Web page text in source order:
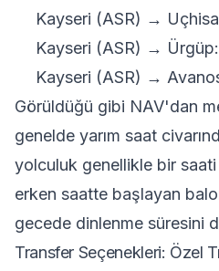
Kayseri (ASR) →
Kayseri (ASR) →
Kayseri (ASR) →
Görüldüğü gibi NAV'dan
genelde yarım saat
yolculuk genellikle bir
erken saatte başlayan
gecede dinlenme süresini
Transfer Seçenekleri: Özel